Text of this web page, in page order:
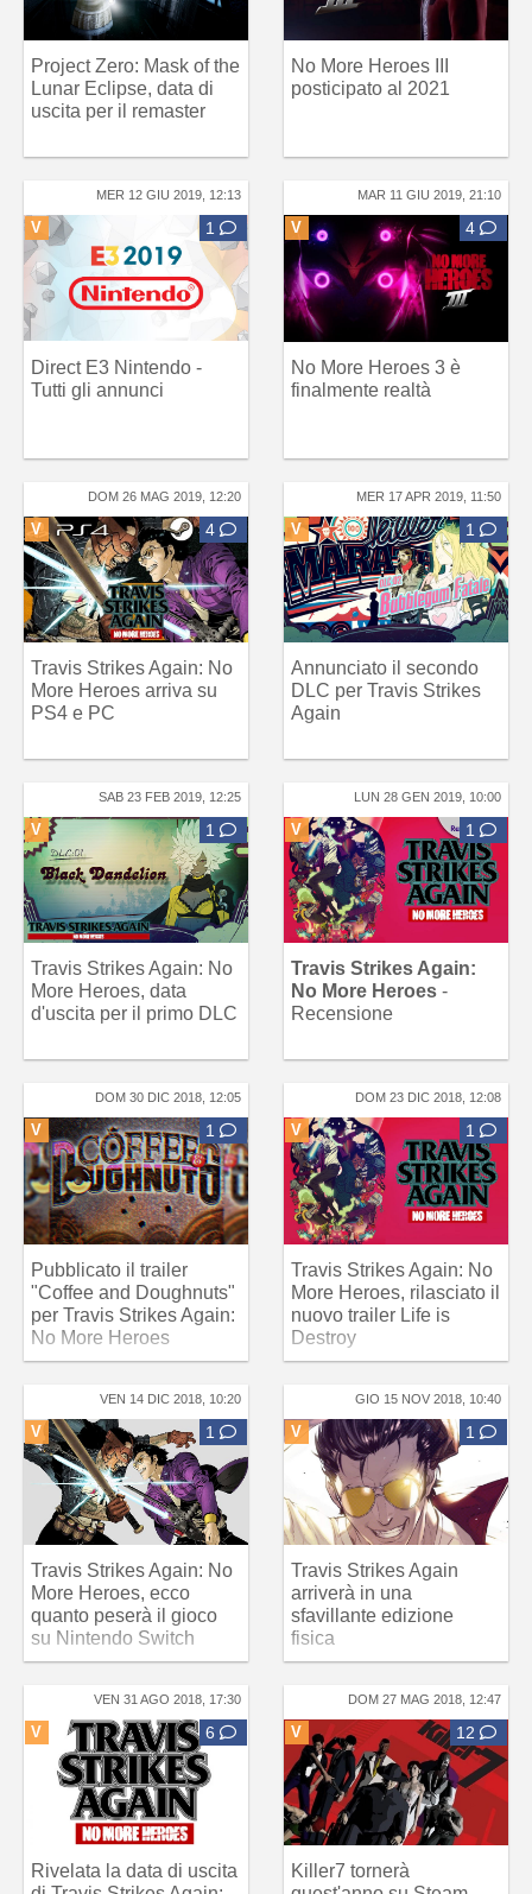
Project Zero: Mask of the
Lunar Eclipse, data di
uscita per il remaster
No More Heroes III
posticipato al 2021
MER 12 GIU 2019, 12:13
V 1
Direct E3 Nintendo -
Tutti gli annunci
MAR 11 GIU 2019, 21:10
V 4
No More Heroes 3 è
finalmente realtà
DOM 26 MAG 2019, 12:20
V 4
Travis Strikes Again: No
More Heroes arriva su
PS4 e PC
MER 17 APR 2019, 11:50
V 1
Annunciato il secondo
DLC per Travis Strikes
Again
SAB 23 FEB 2019, 12:25
V 1
Travis Strikes Again: No
More Heroes, data
d'uscita per il primo DLC
LUN 28 GEN 2019, 10:00
V 1
Travis Strikes Again:
No More Heroes -
Recensione
DOM 30 DIC 2018, 12:05
V 1
Pubblicato il trailer
"Coffee and Doughnuts"
per Travis Strikes Again:
No More Heroes
DOM 23 DIC 2018, 12:08
V 1
Travis Strikes Again: No
More Heroes, rilasciato il
nuovo trailer Life is
Destroy
VEN 14 DIC 2018, 10:20
V 1
Travis Strikes Again: No
More Heroes, ecco
quanto peserà il gioco
su Nintendo Switch
GIO 15 NOV 2018, 10:40
V 1
Travis Strikes Again
arriverà in una
sfavillante edizione
fisica
VEN 31 AGO 2018, 17:30
V 6
Rivelata la data di uscita
DOM 27 MAG 2018, 12:47
V 12
Killer7 tornerà